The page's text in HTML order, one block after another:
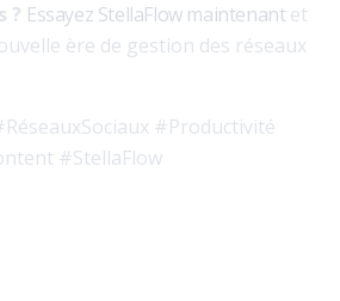
? Essayez StellaFlow maintenantet
ère de gestion des réseaux
#Productivité
#StellaFlow